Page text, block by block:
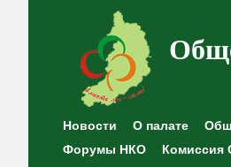
Новости О палате
Форумы НКО
Комиссия